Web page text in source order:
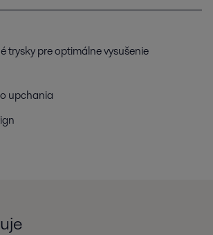
trysky pre optimálne vysušenie
upchania